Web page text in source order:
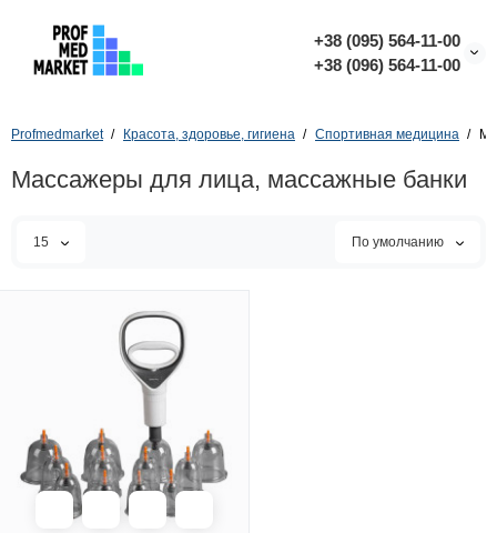
+38 (095) 564-11-00
+38 (096) 564-11-00
Profmedmarket Красота, здоровье, гигиена Спортивная медицина
Массажеры для лица, массажные банки
15 По умолчанию